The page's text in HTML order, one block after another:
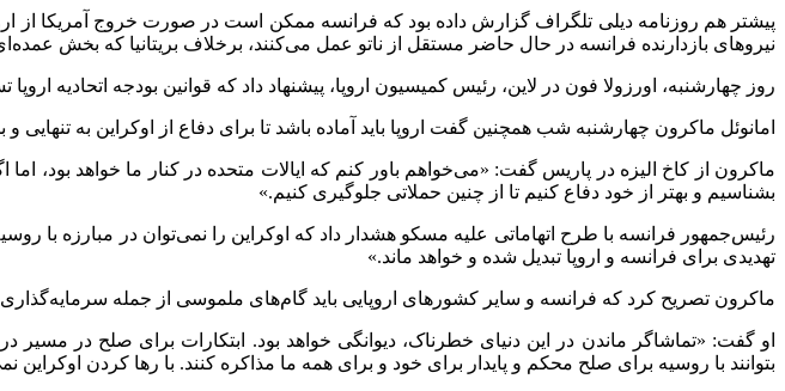
پیشتر هم روزنامه دیلی تلگراف گزارش داده بود که فرانسه ممکن است در صورت خروج آمریکا از
نیروهای بازدارنده فرانسه در حال حاضر مستقل از ناتو عمل می‌کنند، برخلاف بریتانیا که بخش
روز چهارشنبه، اورزولا فون در لاین، رئیس کمیسیون اروپا، پیشنهاد داد که قوانین بودجه
امانوئل ماکرون چهارشنبه شب همچنین گفت اروپا باید آماده باشد تا برای دفاع از اوکراین به
ماکرون از کاخ الیزه در پاریس گفت: «می‌خواهم باور کنم که ایالات متحده در کنار ما خواهد بود، اما
بشناسیم و بهتر از خود دفاع کنیم تا از چنین حملاتی جلوگیری کنیم.»
رئیس‌جمهور فرانسه با طرح اتهاماتی علیه مسکو هشدار داد که اوکراین را نمی‌توان در مبارزه با
تهدیدی برای فرانسه و اروپا تبدیل شده و خواهد ماند.»
ماکرون تصریح کرد که فرانسه و سایر کشورهای اروپایی باید گام‌های ملموسی از جمله
او گفت: «تماشاگر ماندن در این دنیای خطرناک، دیوانگی خواهد بود. ابتکارات برای صلح در
بتوانند با روسیه برای صلح محکم و پایدار برای خود و برای همه ما مذاکره کنند. با رها کردن